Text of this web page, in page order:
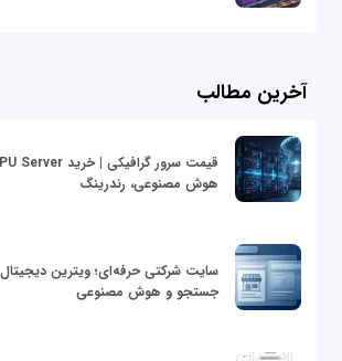
آخرین مطالب
هوش مصنوعی، رندرینگ
سایت شرکتی حرفه‌ای؛ ویترین
جستجو و هوش مصنوعی